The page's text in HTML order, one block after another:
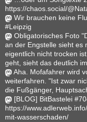
https://chaos.social/
Wir brauchen keine
#Leipzig
Obligatorisches Foto
an der Engstelle sieht es
eigentlich nicht trocken
geht, sieht das deutlich
Aha. Mofafahrer wird
weiterfahren. "Ist zwar
die Fußgänger,
[BLOG] BitBastelei
https://
mit-wasserschaden/